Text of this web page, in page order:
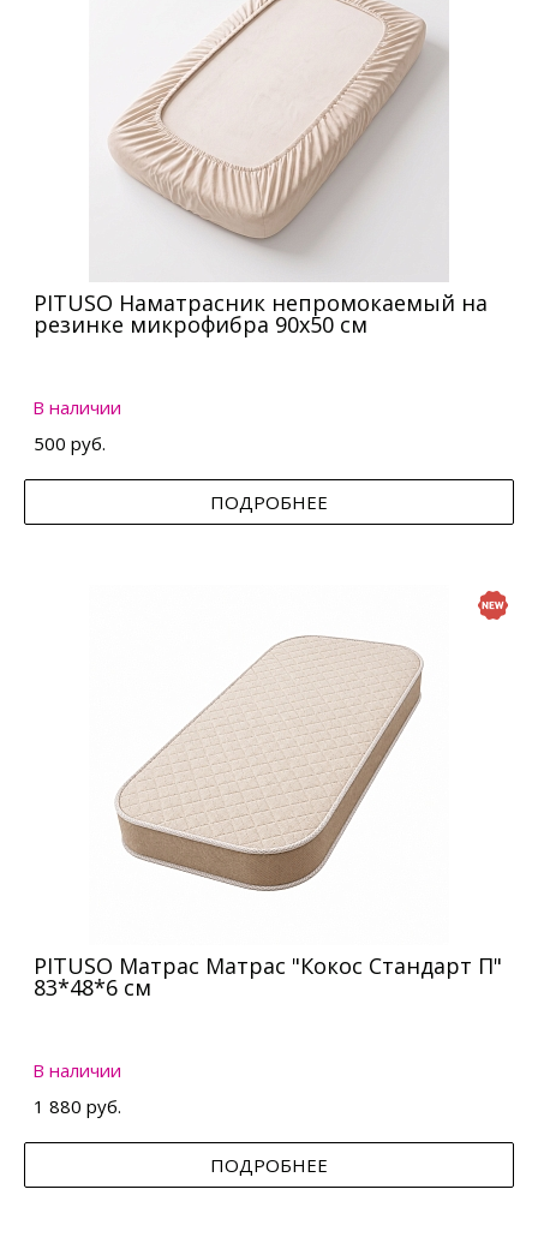
PITUSO Наматрасник непромокаемый на
резинке микрофибра 90х50 см
В наличии
500 руб.
ПОДРОБНЕЕ
PITUSO Матрас Матрас "Кокос Стандарт П"
83*48*6 см
В наличии
1 880 руб.
ПОДРОБНЕЕ